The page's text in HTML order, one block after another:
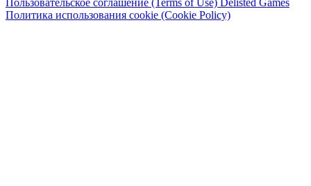
Политика использования cookie (Cookie Policy)